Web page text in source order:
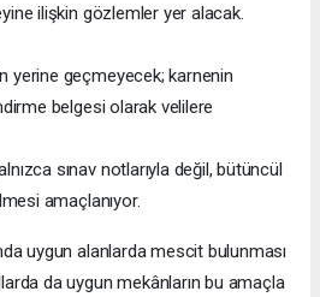
ilişkin gözlemler yer alacak.
yerine geçmeyecek; karnenin
belgesi olarak velilere
sınav notlarıyla değil, bütüncül
amaçlanıyor.
uygun alanlarda mescit bulunması
da uygun mekânların bu amaçla